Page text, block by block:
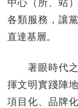
中心（所、站
各類服務，讓
直達基層。
著眼時代之
揮文明實踐陣
項目化、品牌